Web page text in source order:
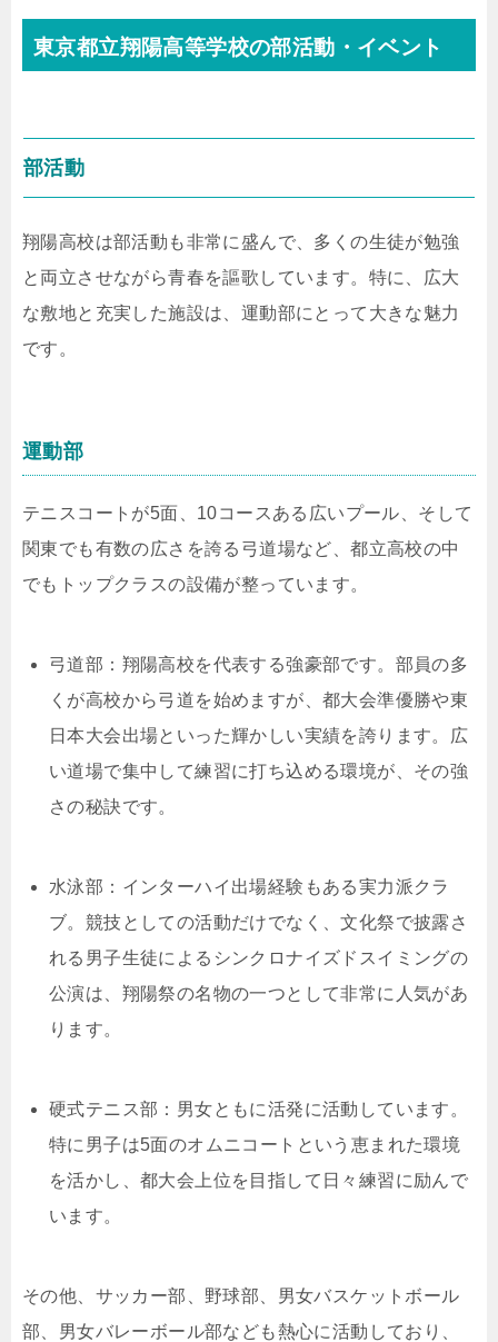
東京都立翔陽高等学校の部活動・イベント
部活動
翔陽高校は部活動も非常に盛んで、多くの生徒が勉強
と両立させながら青春を謳歌しています。特に、広大
な敷地と充実した施設は、運動部にとって大きな魅力
です。
運動部
テニスコートが5面、10コースある広いプール、そして
関東でも有数の広さを誇る弓道場など、都立高校の中
でもトップクラスの設備が整っています。
弓道部：翔陽高校を代表する強豪部です。部員の多
くが高校から弓道を始めますが、都大会準優勝や東
日本大会出場といった輝かしい実績を誇ります。広
い道場で集中して練習に打ち込める環境が、その強
さの秘訣です。
水泳部：インターハイ出場経験もある実力派クラ
ブ。競技としての活動だけでなく、文化祭で披露さ
れる男子生徒によるシンクロナイズドスイミングの
公演は、翔陽祭の名物の一つとして非常に人気があ
ります。
硬式テニス部：男女ともに活発に活動しています。
特に男子は5面のオムニコートという恵まれた環境
を活かし、都大会上位を目指して日々練習に励んで
います。
その他、サッカー部、野球部、男女バスケットボール
部、男女バレーボール部なども熱心に活動しており、